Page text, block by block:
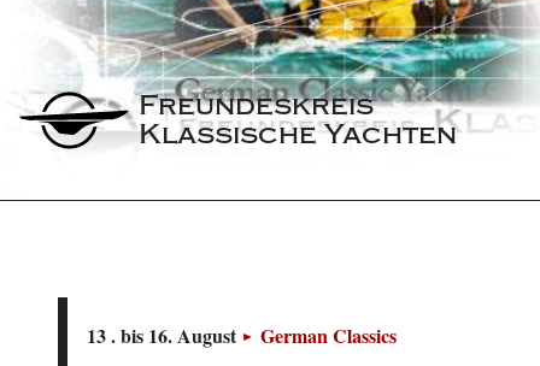
Freundeskreis
Klassische Yachten
13 . bis 16. August German Classics